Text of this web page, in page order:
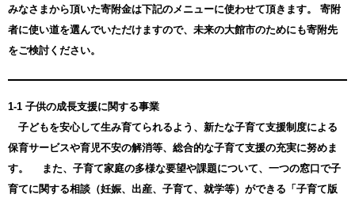
みなさまから頂いた寄附金は下記のメニューに使わせて頂きます。
寄附
者に使い道を選んでいただけますので、未来の大館市のためにも寄附先
をご検討ください。
1-1 子供の成長支援に関する事業
子どもを安心して生み育てられるよう、新たな子育て支援制度による
保育サービスや育児不安の解消等、総合的な子育て支援の充実に努めま
す。 また、子育て家庭の多様な要望や課題について、一つの窓口で子
育てに関する相談（妊娠、出産、子育て、就学等）ができる「子育て版